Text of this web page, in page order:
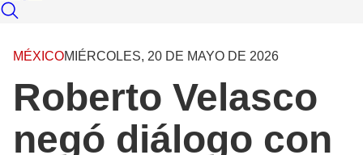
MÉXICOMIÉRCOLES, 20 DE MAYO DE 2026
Roberto Velasco
negó diálogo con